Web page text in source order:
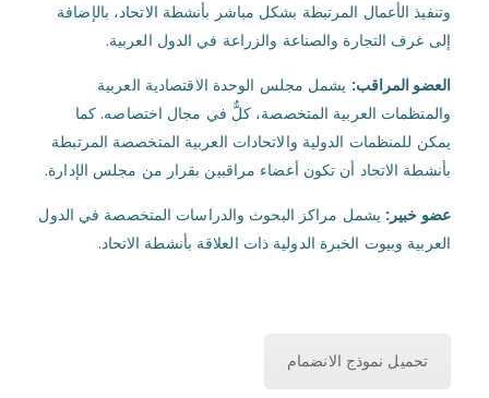
وتنفيذ الأعمال المرتبطة بشكل مباشر بأنشطة الاتحاد، بالإضافة
إلى غرف التجارة والصناعة والزراعة في الدول العربية.
العضو المراقب: يشمل مجلس الوحدة الاقتصادية العربية
والمنظمات العربية المتخصصة، كلٌّ في مجال اختصاصه. كما
يمكن للمنظمات الدولية والاتحادات العربية المتخصصة المرتبطة
بأنشطة الاتحاد أن تكون أعضاء مراقبين بقرار من مجلس الإدارة.
عضو خبير: يشمل مراكز البحوث والدراسات المتخصصة في الدول
العربية وبيوت الخبرة الدولية ذات العلاقة بأنشطة الاتحاد.
تحميل نموذج الانضمام